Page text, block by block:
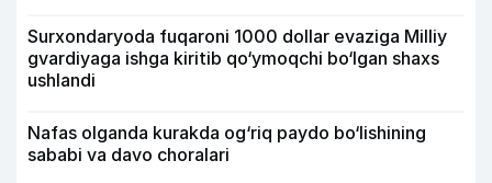
Surxondaryoda fuqaroni 1000 dollar evaziga Milliy
gvardiyaga ishga kiritib qo‘ymoqchi bo‘lgan shaxs
ushlandi
Nafas olganda kurakda og‘riq paydo bo‘lishining
sababi va davo choralari